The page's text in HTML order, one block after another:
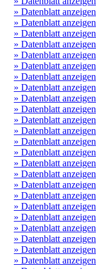
» Datenblatt anzeigen
» Datenblatt anzeigen
» Datenblatt anzeigen
» Datenblatt anzeigen
» Datenblatt anzeigen
» Datenblatt anzeigen
» Datenblatt anzeigen
» Datenblatt anzeigen
» Datenblatt anzeigen
» Datenblatt anzeigen
» Datenblatt anzeigen
» Datenblatt anzeigen
» Datenblatt anzeigen
» Datenblatt anzeigen
» Datenblatt anzeigen
» Datenblatt anzeigen
» Datenblatt anzeigen
» Datenblatt anzeigen
» Datenblatt anzeigen
» Datenblatt anzeigen
» Datenblatt anzeigen
» Datenblatt anzeigen
» Datenblatt anzeigen
» Datenblatt anzeigen